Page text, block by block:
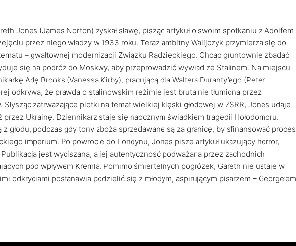
Jones (James Norton) zyskał sławę, pisząc artykuł o swoim spotkaniu z Adolfem
przez niego władzy w 1933 roku. Teraz ambitny Walijczyk przymierza się do
– gwałtownej modernizacji Związku Radzieckiego. Chcąc gruntownie zbadać
się na podróż do Moskwy, aby przeprowadzić wywiad ze Stalinem. Na miejscu
Adę Brooks (Vanessa Kirby), pracującą dla Waltera Duranty’ego (Peter
odkrywa, że prawda o stalinowskim reżimie jest brutalnie tłumiona przez
zatrważające plotki na temat wielkiej klęski głodowej w ZSRR, Jones udaje
przez Ukrainę. Dziennikarz staje się naocznym świadkiem tragedii Hołodomoru.
głodu, podczas gdy tony zboża sprzedawane są za granicę, by sfinansować proces
imperium. Po powrocie do Londynu, Jones pisze artykuł ukazujący horror,
Publikacja jest wyciszana, a jej autentyczność podważana przez zachodnich
pod wpływem Kremla. Pomimo śmiertelnych pogróżek, Gareth nie ustaje w
odkryciami postanawia podzielić się z młodym, aspirującym pisarzem – George’em